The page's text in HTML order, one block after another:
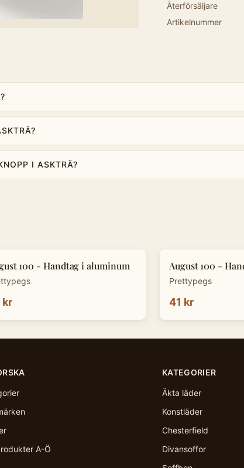
Återförsäljare
Artikelnummer
I ASKTRÄ?
100 - Handtag i aluminum
kr
August 100 -
Prettypegs
41 kr
A-Ö
KATEGORIER
Äkta läder
Konstläder
Chesterfield
Divansoffor